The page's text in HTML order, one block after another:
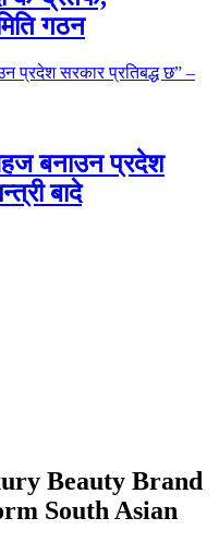
गठन
बनाउन प्रदेश
बादे
Beauty Brand
South Asian